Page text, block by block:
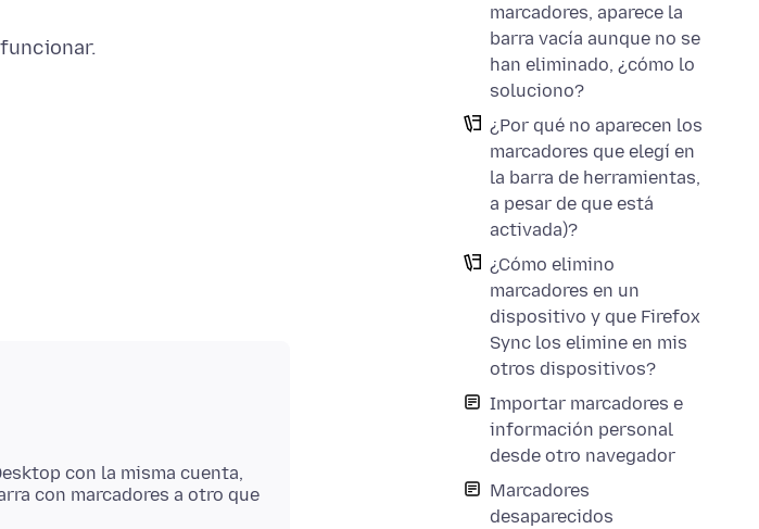
marcadores, aparece la
barra vacía aunque no se
han eliminado, ¿cómo lo
soluciono?
¿Por qué no aparecen los
marcadores que elegí en
la barra de herramientas,
a pesar de que está
activada)?
¿Cómo elimino
marcadores en un
dispositivo y que Firefox
Sync los elimine en mis
otros dispositivos?
Importar marcadores e
información personal
desde otro navegador
Marcadores
desaparecidos
con la misma cuenta,
con marcadores a otro que